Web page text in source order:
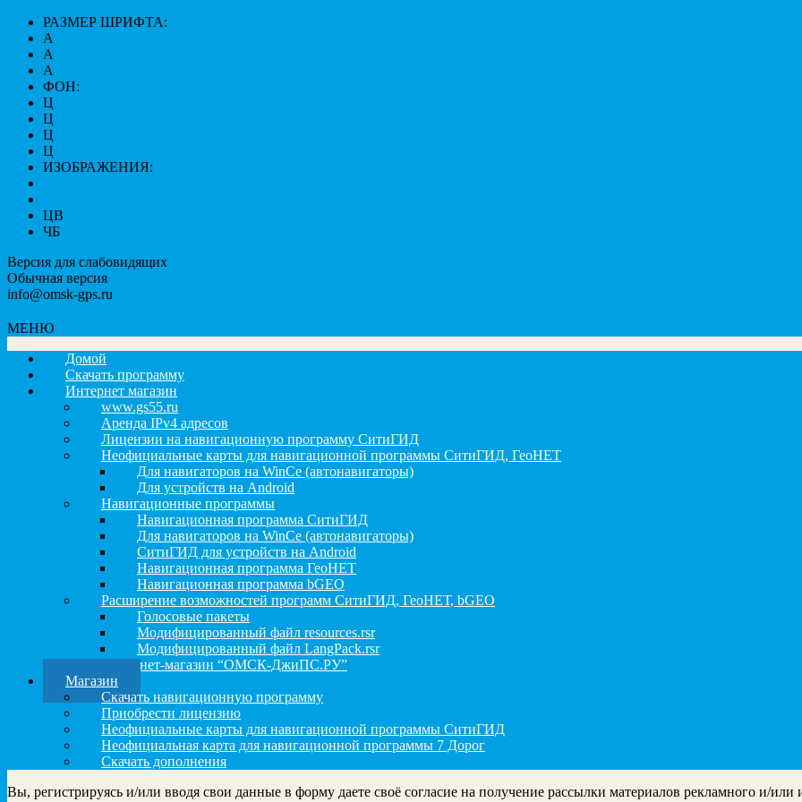
РАЗМЕР ШРИФТА:
A
A
A
ФОН:
Ц
Ц
Ц
Ц
ИЗОБРАЖЕНИЯ:
ЦВ
ЧБ
Версия для слабовидящих
Обычная версия
info@omsk-gps.ru
МЕНЮ
Домой
Скачать программу
Интернет магазин
www.gs55.ru
Аренда IPv4 адресов
Лицензии на навигационную программу СитиГИД
Неофициальные карты для навигационной программы СитиГИД, ГеоНЕТ
Для навигаторов на WinCe (автонавигаторы)
Для устройств на Android
Навигационные программы
Навигационная программа СитиГИД
Для навигаторов на WinCe (автонавигаторы)
СитиГИД для устройств на Android
Навигационная программа ГеоНЕТ
Навигационная программа bGEO
Расширение возможностей программ СитиГИД, ГеоНЕТ, bGEO
Голосовые пакеты
Модифицированный файл resources.rsr
Модифицированный файл LangPack.rsr
Интернет-магазин “ОМСК-ДжиПС.РУ”
Магазин
Скачать навигационную программу
Приобрести лицензию
Неофициальные карты для навигационной программы СитиГИД
Неофициальная карта для навигационной программы 7 Дорог
Скачать дополнения
Вы, регистрируясь и/или вводя свои данные в форму даете своё согласие на получение рассылки материалов рекламного и/